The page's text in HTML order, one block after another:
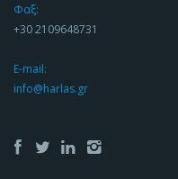
Φαξ:
+30 2109648731
E-mail:
info@harlas.gr